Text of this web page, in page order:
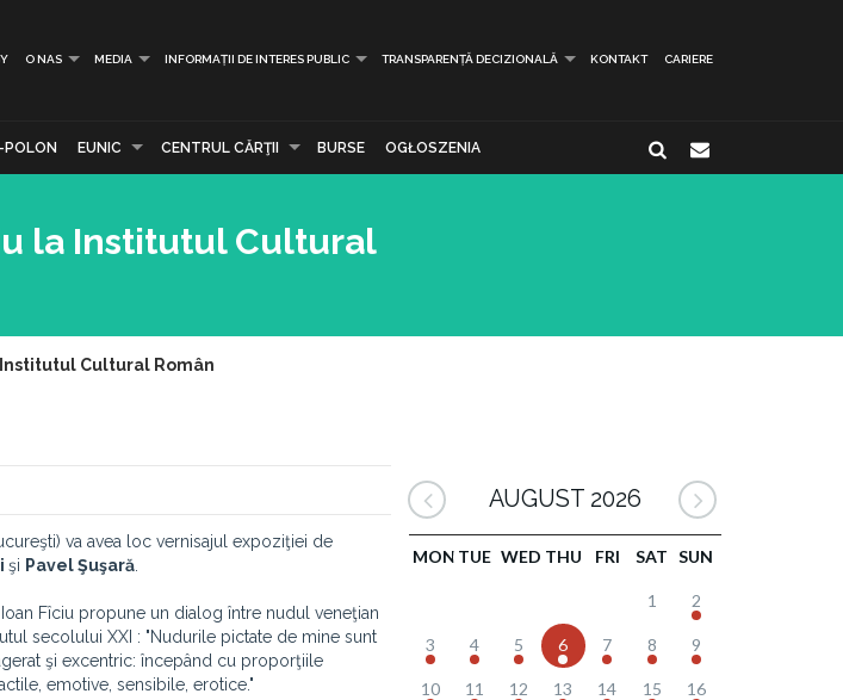
O NAS MEDIA INFORMAȚII DE INTERES PUBLIC TRANSPARENȚĂ DECIZIONALĂ KONTAKT CARIERE
EUNIC CENTRUL CĂRŢII BURSE OGŁOSZENIA
la Institutul Cultural
Cultural Român
va avea loc vernisajul expoziţiei de
şi Pavel Şuşară
Fîciu propune un dialog între nudul veneţian
secolului XXI : "Nudurile pictate de mine sunt
şi excentric: începând cu proporţiile
emotive, sensibile, erotice."
AUGUST 2026
MON TUE WED THU FRI SAT SUN
1 2
3 4 5 6 7 8 9
10 11 12 13 14 15 16